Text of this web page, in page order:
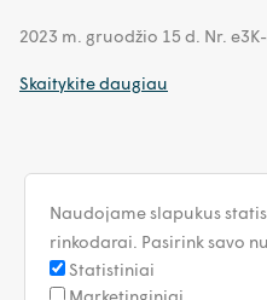
2023 m. gruodžio 15 d. Nr.
Skaitykite daugiau
Naudojame slapukus
rinkodarai. Pasirink savo
Statistiniai
Marketinginiai